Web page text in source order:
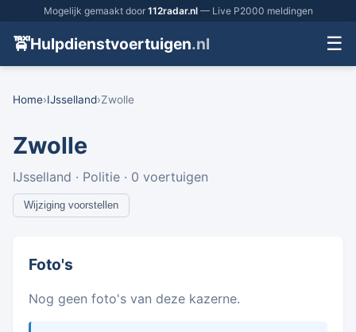
Mogelijk gemaakt door 112radar.nl— Live P2000 meldingen
🚖Hulpdienstvoertuigen.nl ☰
Home›IJsselland›Zwolle
Zwolle
IJsselland · Politie · 0 voertuigen
Wijziging voorstellen
Foto's
Nog geen foto's van deze kazerne.